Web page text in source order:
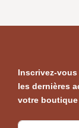
Inscrivez-
les dernières
votre boutique